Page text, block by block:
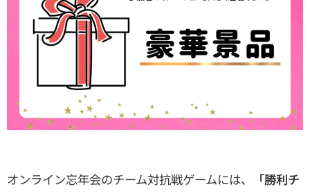
オンライン忘年会のチーム対抗戦ゲームには、
「勝利チ